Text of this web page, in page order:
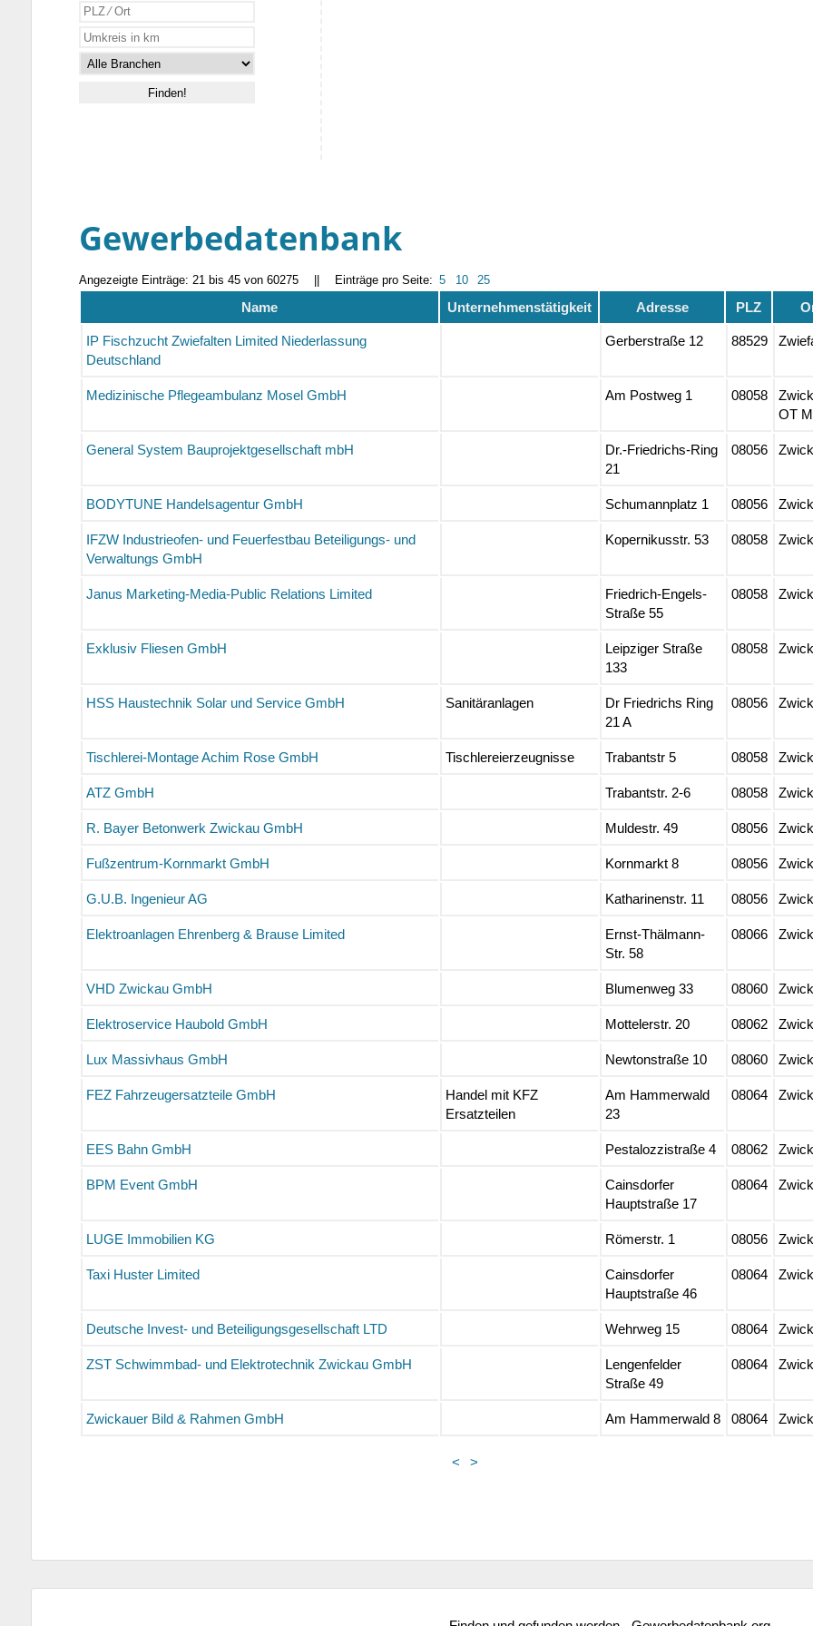
Gewerbedatenbank
Angezeigte Einträge: 21 bis 45 von 60275 Einträge pro Seite: 5 10 25
Name Unternehmenstätigkeit Adresse PLZ
IP Fischzucht Zwiefalten Limited Niederlassung
Deutschland
Gerberstraße 12 88529
Medizinische Pflegeambulanz Mosel GmbH Am Postweg 1 08058
OT
General System Bauprojektgesellschaft mbH
Dr.-Friedrichs-Ring
21
08056
BODYTUNE Handelsagentur GmbH Schumannplatz 1 08056
IFZW Industrieofen- und Feuerfestbau Beteiligungs- und
Verwaltungs GmbH
Kopernikusstr. 53 08058
Janus Marketing-Media-Public Relations Limited
Friedrich-Engels-
Straße 55
08058
Exklusiv Fliesen GmbH
Leipziger Straße
133
08058
HSS Haustechnik Solar und Service GmbH Sanitäranlagen
Dr Friedrichs Ring
21 A
08056
Tischlerei-Montage Achim Rose GmbH Tischlereierzeugnisse Trabantstr 5 08058
ATZ GmbH Trabantstr. 2-6 08058
R. Bayer Betonwerk Zwickau GmbH Muldestr. 49 08056
Fußzentrum-Kornmarkt GmbH Kornmarkt 8 08056
G.U.B. Ingenieur AG Katharinenstr. 11 08056
Elektroanlagen Ehrenberg & Brause Limited
Ernst-Thälmann-
Str. 58
08066
VHD Zwickau GmbH Blumenweg 33 08060
Elektroservice Haubold GmbH Mottelerstr. 20 08062
Lux Massivhaus GmbH Newtonstraße 10 08060
FEZ Fahrzeugersatzteile GmbH
Handel mit KFZ
Ersatzteilen
Am Hammerwald
23
08064
EES Bahn GmbH Pestalozzistraße 4 08062
BPM Event GmbH
Cainsdorfer
Hauptstraße 17
08064
LUGE Immobilien KG Römerstr. 1 08056
Taxi Huster Limited
Cainsdorfer
Hauptstraße 46
08064
Deutsche Invest- und Beteiligungsgesellschaft LTD Wehrweg 15 08064
ZST Schwimmbad- und Elektrotechnik Zwickau GmbH
Lengenfelder
Straße 49
08064
Zwickauer Bild & Rahmen GmbH Am Hammerwald 8 08064
< >